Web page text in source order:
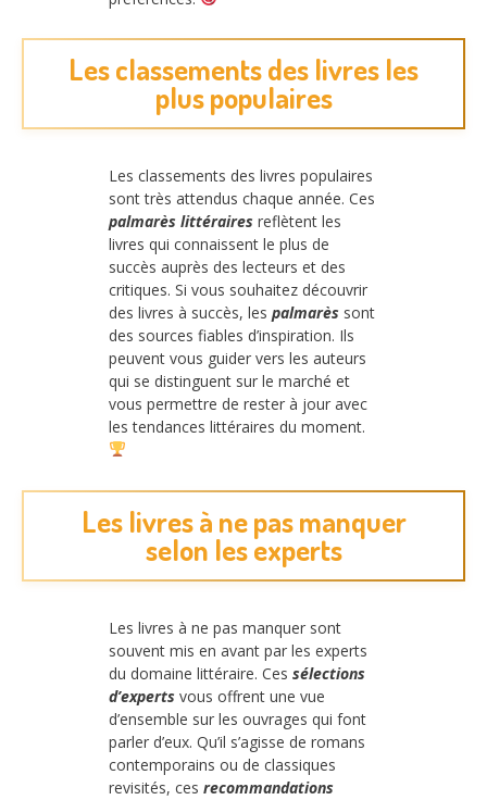
Les classements des livres les
plus populaires
Les classements des livres populaires
sont très attendus chaque année. Ces
palmarès littéraires reflètent les
livres qui connaissent le plus de
succès auprès des lecteurs et des
critiques. Si vous souhaitez découvrir
des livres à succès, les palmarès sont
des sources fiables d’inspiration. Ils
peuvent vous guider vers les auteurs
qui se distinguent sur le marché et
vous permettre de rester à jour avec
les tendances littéraires du moment.
Les livres à ne pas manquer
selon les experts
Les livres à ne pas manquer sont
souvent mis en avant par les experts
du domaine littéraire. Ces sélections
d’experts vous offrent une vue
d’ensemble sur les ouvrages qui font
parler d’eux. Qu’il s’agisse de romans
contemporains ou de classiques
revisités, ces recommandations